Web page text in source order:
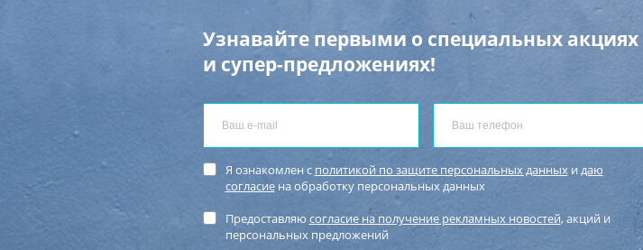
Узнавайте первыми о специальных акциях
и супер-предложениях!
Я ознакомлен с политикой по защите персональных данныхи даю
согласиена обработку персональных данных
Предоставляю согласие на получение рекламных новостей, акций и
персональных предложений